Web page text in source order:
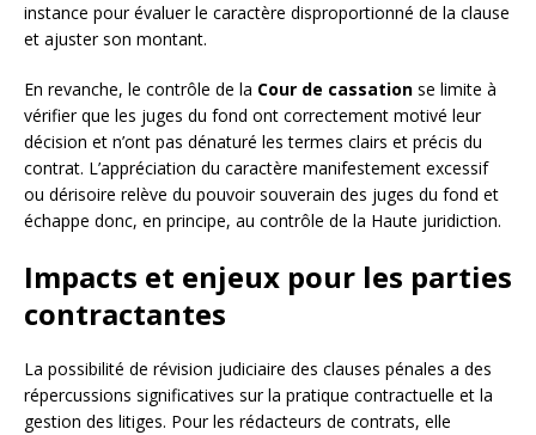
instance pour évaluer le caractère disproportionné de la clause
et ajuster son montant.
En revanche, le contrôle de la Cour de cassation se limite à
vérifier que les juges du fond ont correctement motivé leur
décision et n’ont pas dénaturé les termes clairs et précis du
contrat. L’appréciation du caractère manifestement excessif
ou dérisoire relève du pouvoir souverain des juges du fond et
échappe donc, en principe, au contrôle de la Haute juridiction.
Impacts et enjeux pour les parties
contractantes
La possibilité de révision judiciaire des clauses pénales a des
répercussions significatives sur la pratique contractuelle et la
gestion des litiges. Pour les rédacteurs de contrats, elle